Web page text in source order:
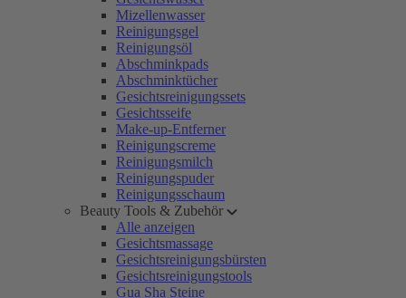
Mizellenwasser
Reinigungsgel
Reinigungsöl
Abschminkpads
Abschminktücher
Gesichtsreinigungssets
Gesichtsseife
Make-up-Entferner
Reinigungscreme
Reinigungsmilch
Reinigungspuder
Reinigungsschaum
Beauty Tools & Zubehör
Alle anzeigen
Gesichtsmassage
Gesichtsreinigungsbürsten
Gesichtsreinigungstools
Gua Sha Steine